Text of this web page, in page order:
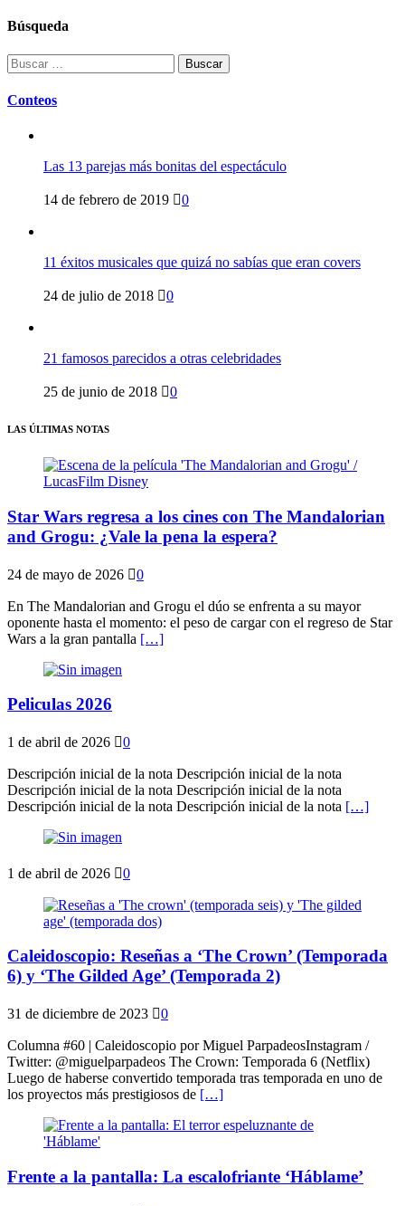
Búsqueda
Buscar:
Conteos
Las 13 parejas más bonitas del espectáculo
14 de febrero de 2019 0
11 éxitos musicales que quizá no sabías que eran covers
24 de julio de 2018 0
21 famosos parecidos a otras celebridades
25 de junio de 2018 0
LAS ÚLTIMAS NOTAS
Star Wars regresa a los cines con The Mandalorian
and Grogu: ¿Vale la pena la espera?
24 de mayo de 2026 0
En The Mandalorian and Grogu el dúo se enfrenta a su mayor
oponente hasta el momento: el peso de cargar con el regreso de Star
Wars a la gran pantalla […]
Peliculas 2026
1 de abril de 2026 0
Descripción inicial de la nota Descripción inicial de la nota
Descripción inicial de la nota Descripción inicial de la nota
Descripción inicial de la nota Descripción inicial de la nota […]
1 de abril de 2026 0
Caleidoscopio: Reseñas a ‘The Crown’ (Temporada
6) y ‘The Gilded Age’ (Temporada 2)
31 de diciembre de 2023 0
Columna #60 | Caleidoscopio por Miguel ParpadeosInstagram /
Twitter: @miguelparpadeos The Crown: Temporada 6 (Netflix)
Luego de haberse convertido temporada tras temporada en uno de
los proyectos más prestigiosos de […]
Frente a la pantalla: La escalofriante ‘Háblame’